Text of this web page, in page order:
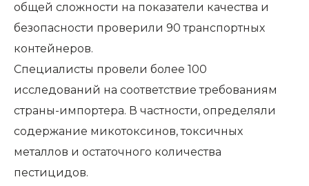
общей сложности на показатели качества и
безопасности проверили 90 транспортных
контейнеров.
Специалисты провели более 100
исследований на соответствие требованиям
страны-импортера. В частности, определяли
содержание микотоксинов, токсичных
металлов и остаточного количества
пестицидов.